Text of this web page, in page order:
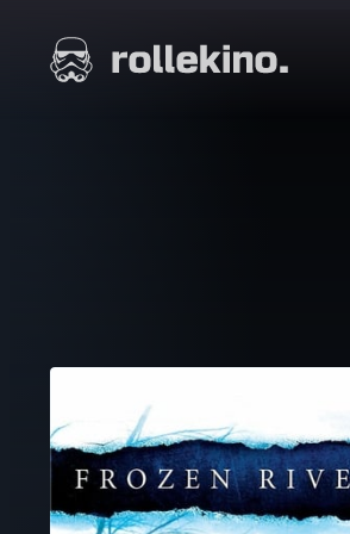
suoraan
sisältöön
Elokuvat ja elokuva-arviot | Rollekino.fi